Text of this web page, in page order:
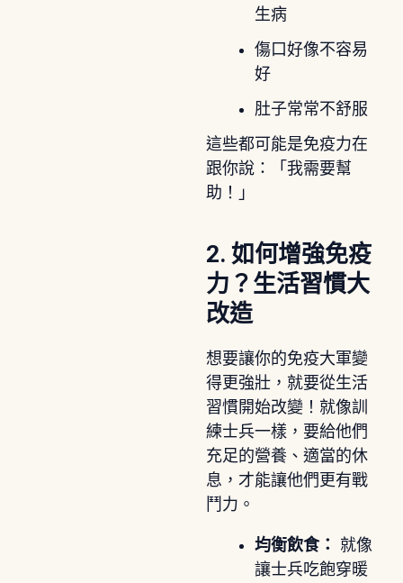
生病
傷口好像不容易
好
肚子常常不舒服
這些都可能是免疫力在
跟你說：「我需要幫
助！」
2. 如何增強免疫
力？生活習慣大
改造
想要讓你的免疫大軍變
得更強壯，就要從生活
習慣開始改變！就像訓
練士兵一樣，要給他們
充足的營養、適當的休
息，才能讓他們更有戰
鬥力。
均衡飲食：
就像
讓士兵吃飽穿暖